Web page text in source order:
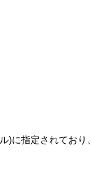
)に指定されており